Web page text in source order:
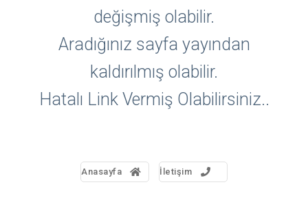
değişmiş olabilir.
Aradığınız sayfa yayından
kaldırılmış olabilir.
Hatalı Link Vermiş Olabilirsiniz..
Anasayfa İletişim